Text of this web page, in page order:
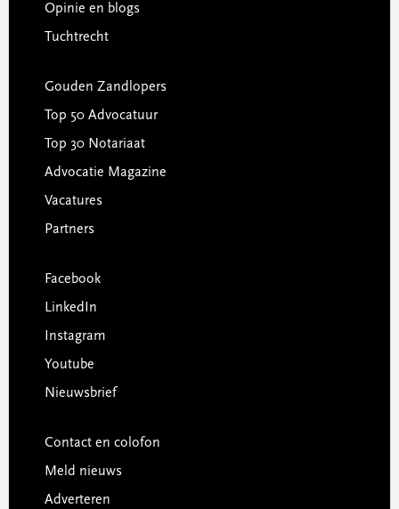
Opinie en blogs
Tuchtrecht
Gouden Zandlopers
Top 50 Advocatuur
Top 30 Notariaat
Advocatie Magazine
Vacatures
Partners
Facebook
LinkedIn
Instagram
Youtube
Nieuwsbrief
Contact en colofon
Meld nieuws
Adverteren